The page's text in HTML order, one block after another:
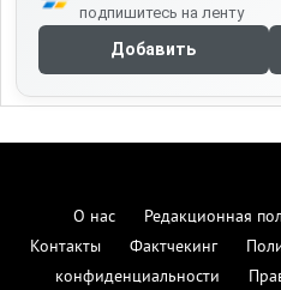
подпишитесь на ленту
Добавить
О нас Редакционная
Контакты
Фактчекинг
конфиденциальности